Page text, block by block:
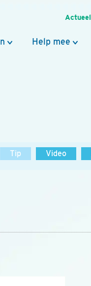
Actueel
Help mee
Tip Video